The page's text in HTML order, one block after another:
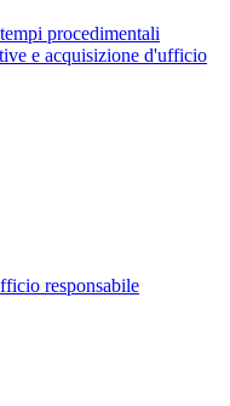
procedimentali
e acquisizione d'ufficio
responsabile